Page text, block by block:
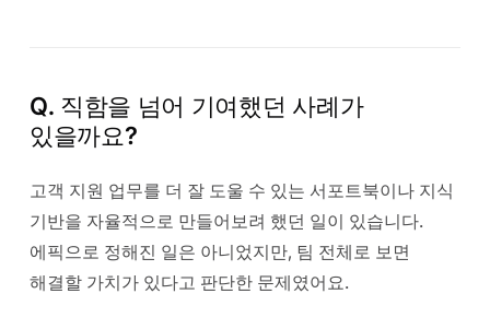
Q. 직함을 넘어 기여했던 사례가
있을까요?
고객 지원 업무를 더 잘 도울 수 있는 서포트북이나 지식
기반을 자율적으로 만들어보려 했던 일이 있습니다.
에픽으로 정해진 일은 아니었지만, 팀 전체로 보면
해결할 가치가 있다고 판단한 문제였어요.